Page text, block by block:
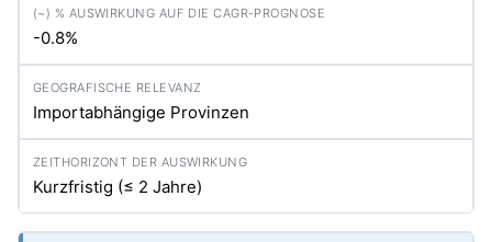
-0.8%
Importabhängige Provinzen
Kurzfristig (≤ 2 Jahre)